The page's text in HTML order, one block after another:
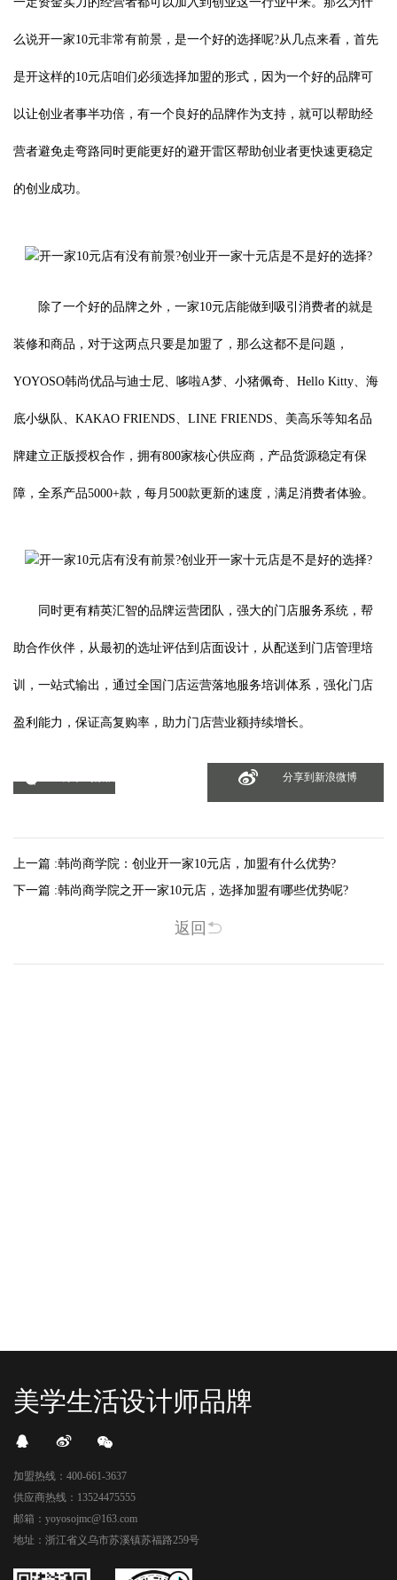
么说开一家10元非常有前景，是一个好的选择呢?从几点来看，首先
是开这样的10元店咱们必须选择加盟的形式，因为一个好的品牌可
以让创业者事半功倍，有一个良好的品牌作为支持，就可以帮助经
营者避免走弯路同时更能更好的避开雷区帮助创业者更快速更稳定
的创业成功。
除了一个好的品牌之外，一家10元店能做到吸引消费者的就是
装修和商品，对于这两点只要是加盟了，那么这都不是问题，
YOYOSO韩尚优品与迪士尼、哆啦A梦、小猪佩奇、Hello Kitty、海
底小纵队、KAKAO FRIENDS、LINE FRIENDS、美高乐等知名品
牌建立正版授权合作，拥有800家核心供应商，产品货源稳定有保
障，全系产品5000+款，每月500款更新的速度，满足消费者体验。
同时更有精英汇智的品牌运营团队，强大的门店服务系统，帮
助合作伙伴，从最初的选址评估到店面设计，从配送到门店管理培
训，一站式输出，通过全国门店运营落地服务培训体系，强化门店
盈利能力，保证高复购率，助力门店营业额持续增长。
分享到新浪微博
上一篇 :韩尚商学院：创业开一家10元店，加盟有什么优势?
下一篇 :韩尚商学院之开一家10元店，选择加盟有哪些优势呢?
返回
美学生活设计师品牌
加盟热线：400-661-3637
供应商热线：13524475555
邮箱：yoyosojmc@163.com
地址：浙江省义乌市苏溪镇苏福路259号